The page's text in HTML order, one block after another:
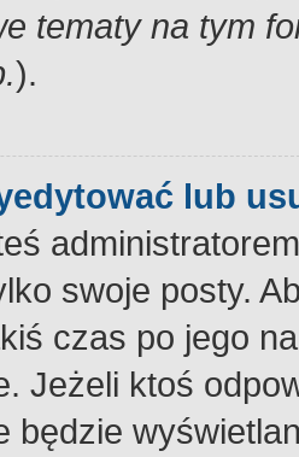
tematy na tym
).
lub
swoje posty.
czas po jego
Jeżeli ktoś
będzie